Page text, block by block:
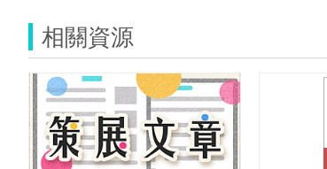
相關資源